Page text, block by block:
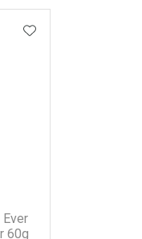
60g
ADICIONAR AOS